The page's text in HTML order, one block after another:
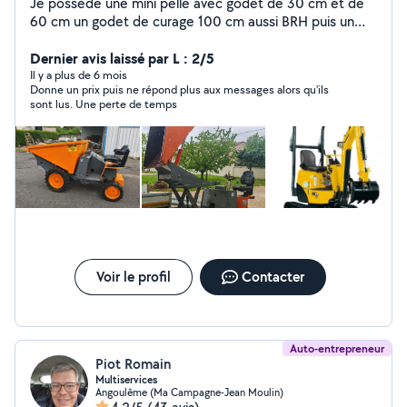
60 cm un godet de curage 100 cm aussi BRH puis un
chargeur BOBCAT,un Dumper pour les accès difficiles
Dernier avis laissé par L : 2/5
Il y a plus de 6 mois
Donne un prix puis ne répond plus aux messages alors qu'ils
sont lus. Une perte de temps
Voir le profil Contacter
Auto-entrepreneur
Piot Romain
Multiservices
Angoulême (Ma Campagne-Jean Moulin)